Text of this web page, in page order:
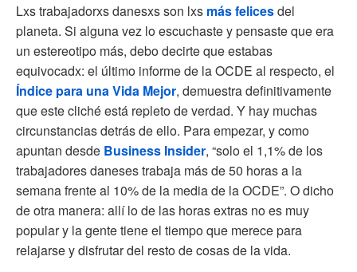
Lxs trabajadorxs danesxs son lxs más felicesdel
planeta. Si alguna vez lo escuchaste y pensaste que era
un estereotipo más, debo decirte que estabas
equivocadx: el último informe de la OCDE al respecto, el
Índice para una Vida Mejor, demuestra definitivamente
que este cliché está repleto de verdad. Y hay muchas
circunstancias detrás de ello. Para empezar, y como
apuntan desde Business Insider, “solo el 1,1% de los
trabajadores daneses trabaja más de 50 horas a la
semana frente al 10% de la media de la OCDE”. O dicho
de otra manera: allí lo de las horas extras no es muy
popular y la gente tiene el tiempo que merece para
relajarse y disfrutar del resto de cosas de la vida.